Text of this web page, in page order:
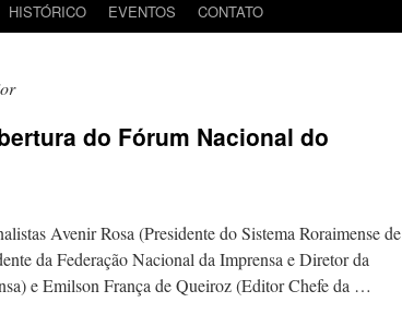
HISTÓRICO EVENTOS CONTATO
do Fórum Nacional do
Avenir Rosa (Presidente do Sistema Roraimense de
da Federação Nacional da Imprensa e Diretor da
e Emilson França de Queiroz (Editor Chefe da …